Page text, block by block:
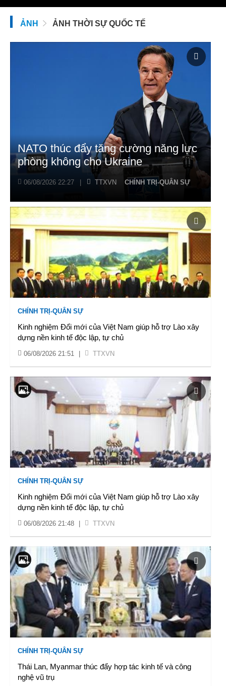
ẢNH ẢNH THỜI SỰ QUỐC TẾ
NATO thúc đẩy tăng cường năng lực
phòng không cho Ukraine
06/08/2026 22:27 TTXVN CHÍNH TRỊ-QUÂN SỰ
CHÍNH TRỊ-QUÂN SỰ
Kinh nghiệm Đổi mới của Việt Nam giúp hỗ trợ Lào xây
dựng nền kinh tế độc lập, tự chủ
06/08/2026 21:51 TTXVN
CHÍNH TRỊ-QUÂN SỰ
Kinh nghiệm Đổi mới của Việt Nam giúp hỗ trợ Lào xây
dựng nền kinh tế độc lập, tự chủ
06/08/2026 21:48 TTXVN
CHÍNH TRỊ-QUÂN SỰ
Thái Lan, Myanmar thúc đẩy hợp tác kinh tế và công
nghệ vũ trụ